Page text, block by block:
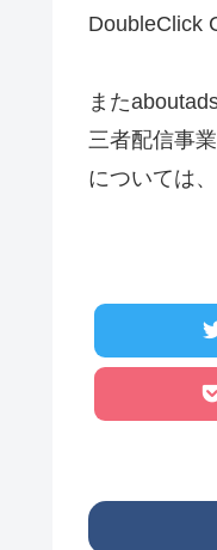
DoubleClick
また
三者配信事
については